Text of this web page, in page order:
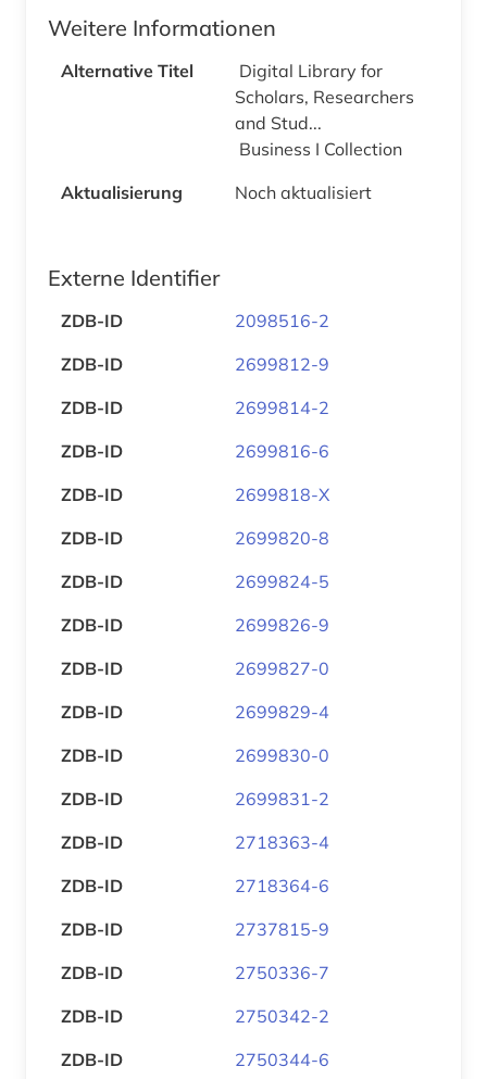
Weitere Informationen
Alternative Titel
Digital Library for
Scholars, Researchers
and Stud...
Business I Collection
Aktualisierung
Noch aktualisiert
Externe Identifier
ZDB-ID
2098516-2
ZDB-ID
2699812-9
ZDB-ID
2699814-2
ZDB-ID
2699816-6
ZDB-ID
2699818-X
ZDB-ID
2699820-8
ZDB-ID
2699824-5
ZDB-ID
2699826-9
ZDB-ID
2699827-0
ZDB-ID
2699829-4
ZDB-ID
2699830-0
ZDB-ID
2699831-2
ZDB-ID
2718363-4
ZDB-ID
2718364-6
ZDB-ID
2737815-9
ZDB-ID
2750336-7
ZDB-ID
2750342-2
ZDB-ID
2750344-6